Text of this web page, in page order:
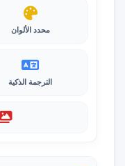
محدد الألوان
الترجمة الذكية